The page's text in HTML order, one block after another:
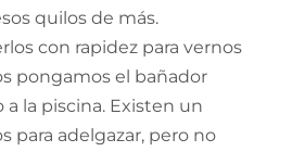
quilos de más.
con rapidez para vernos
pongamos el bañador
a la piscina. Existen un
para adelgazar, pero no